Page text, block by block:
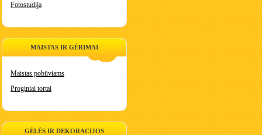
Fotostudija
MAISTAS IR GĖRIMAI
Maistas pobūviams
Proginiai tortai
GĖLĖS IR DEKORACIJOS